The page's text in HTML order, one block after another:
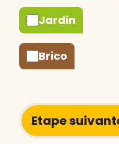
Jardin
Brico